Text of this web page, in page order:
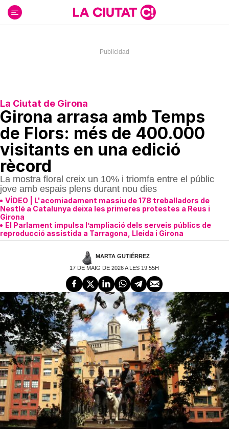
contenido
La Ciutat de Girona
Girona arrasa amb Temps
de Flors: més de 400.000
visitants en una edició
rècord
La mostra floral creix un 10% i triomfa entre el públic
jove amb espais plens durant nou dies
VÍDEO | L'acomiadament massiu de 178 treballadors de
Nestlé a Catalunya deixa les primeres protestes a Reus i
Girona
El Parlament impulsa l’ampliació dels serveis públics de
reproducció assistida a Tarragona, Lleida i Girona
MARTA GUTIÉRREZ
17 DE MAIG DE 2026 A LES 19:55H